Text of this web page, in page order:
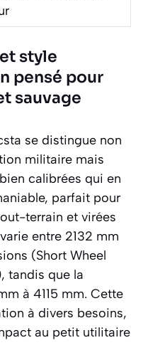
style
pensé pour
sauvage
se distingue non
militaire mais
calibrées qui en
parfait pour
terrain et virées
entre 2132 mm
(Short Wheel
tandis que la
à 4115 mm. Cette
à divers besoins,
au petit utilitaire